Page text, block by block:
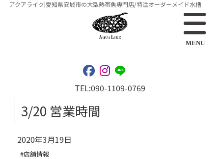
アクアライク|愛知県安城市の大型熱帯魚専門店/特注オーダーメイド水槽
MENU
TEL:090-1109-0769
3/20 営業時間
2020年3月19日
#店舗情報